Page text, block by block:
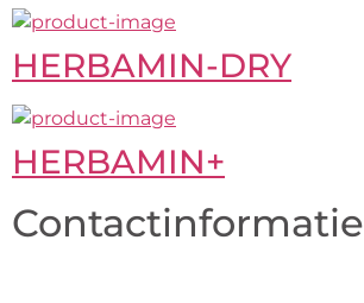
HERBAMIN-DRY
HERBAMIN+
Contactinformatie